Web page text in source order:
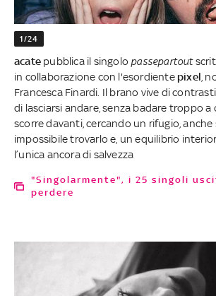
1/24
acate pubblica il singolo passepartout
in collaborazione con l'esordiente pixel ,
Francesca Finardi. Il brano vive di
di lasciarsi andare, senza badare troppo a
scorre davanti, cercando un rifugio, anche
impossibile trovarlo e, un equilibrio
l’unica ancora di salvezza
"Singolarmente", i 25 singoli usciti e da non
perdere